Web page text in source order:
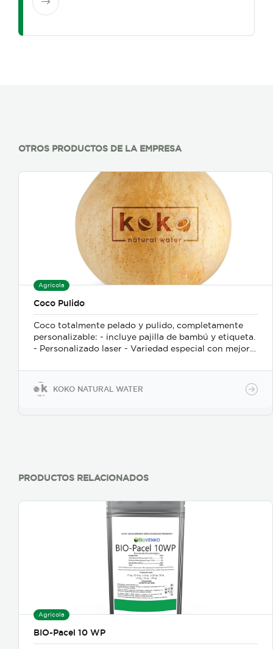
OTROS PRODUCTOS DE LA EMPRESA
Agrícola
Coco Pulido
Coco totalmente pelado y pulido, completamente
personalizable: - incluye pajilla de bambú y etiqueta.
- Personalizado laser - Variedad especial con mejor
por fruta: 500g, - 10 unidades por caja, 100-150 cajas
por pallet (depende de transporte)
KOKO NATURAL WATER
PRODUCTOS RELACIONADOS
Agrícola
BIO-Pacel 10 WP